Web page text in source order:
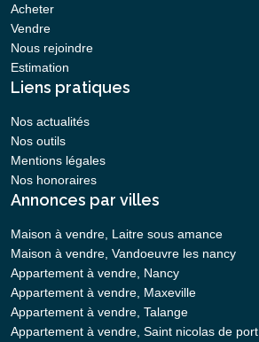
Acheter
Vendre
Nous rejoindre
Estimation
Liens pratiques
Nos actualités
Nos outils
Mentions légales
Nos honoraires
Annonces par villes
Maison à vendre, Laitre sous amance
Maison à vendre, Vandoeuvre les nancy
Appartement à vendre, Nancy
Appartement à vendre, Maxeville
Appartement à vendre, Talange
Appartement à vendre, Saint nicolas de port